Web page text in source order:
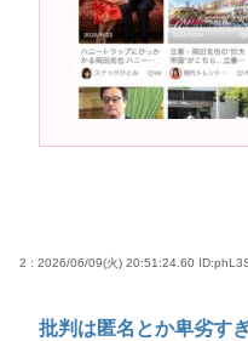
2 : 2026/06/09(火) 20:51:24.60
批判は匿名とか卑劣す